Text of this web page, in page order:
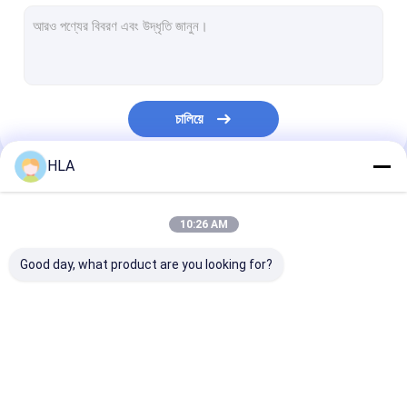
কেন্দ্রীয় তেল পরিশোধক
ভ্যাকুয়াম তেল পরিশোধক
চালিয়ে
আমাদের বিভাগসমূহ
HLA
10:26 AM
Good day, what product are you looking for?